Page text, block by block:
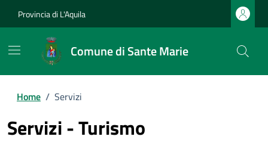
Provincia di L'Aquila
Comune di Sante Marie
Home / Servizi
Servizi - Turismo